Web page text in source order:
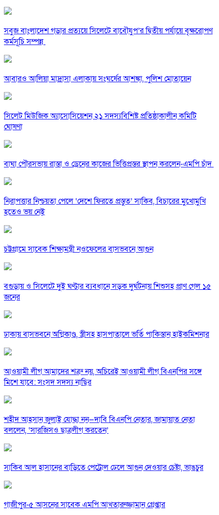
সবুজ বাংলাদেশ গড়ার প্রত্যয়ে সিলেটে বাবৌযুপ’র দ্বিতীয় পর্যায়ে বৃক্ষরোপণ
কর্মসূচি সম্পন্ন
আবারও আলিয়া মাদ্রাসা এলাকায় সংঘর্ষের আশঙ্কা, পুলিশ মোতায়েন
সিলেট মিউজিক অ্যাসোসিয়েশন ২১ সদস্যবিশিষ্ট প্রতিষ্ঠাকালীন কমিটি
ঘোষণা
বাঘা পৌরসভায় রাস্তা ও ড্রেনের কাজের ভিত্তিপ্রস্তর স্থাপন করলেন-এমপি চাঁদ
নিরাপত্তার নিশ্চয়তা পেলে ‘দেশে ফিরতে প্রস্তুত’ সাকিব, বিচারের মুখোমুখি
হতেও ভয় নেই
চট্টগ্রামে সাবেক শিক্ষামন্ত্রী নওফেলের বাসভবনে আগুন
বগুড়ায় ও সিলেটে দুই ঘণ্টার ব্যবধানে সড়ক দুর্ঘটনায় শিশুসহ প্রাণ গেল ১৫
জনের
ঢাকায় বাসভবনে অগ্নিকাণ্ড, স্ত্রীসহ হাসপাতালে ভর্তি পাকিস্তান হাইকমিশনার
আওয়ামী লীগ আমাদের শত্রু নয়, অচিরেই আওয়ামী লীগ বিএনপির সঙ্গে
মিশে যাবে: সংসদ সদস্য নাছির
শহীদ আহসান জুলাই যোদ্ধা নন—দাবি বিএনপি নেতার, জামায়াত নেতা
বললেন, ‘সারজিসও ছাত্রলীগ করতেন’
সাকিব আল হাসানের বাড়িতে পেট্রোল ঢেলে আগুন দেওয়ার চেষ্টা, ভাঙচুর
গাজীপুর-৫ আসনের সাবেক এমপি আখতারুজ্জামান গ্রেপ্তার